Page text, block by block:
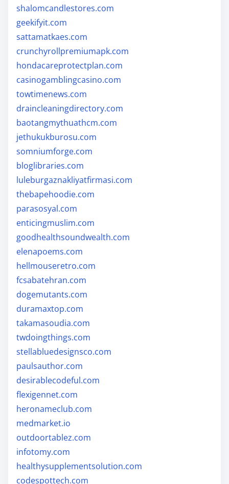
shalomcandlestores.com
geekifyit.com
sattamatkaes.com
crunchyrollpremiumapk.com
hondacareprotectplan.com
casinogamblingcasino.com
towtimenews.com
draincleaningdirectory.com
baotangmythuathcm.com
jethukukburosu.com
somniumforge.com
bloglibraries.com
luleburgaznakliyatfirmasi.com
thebapehoodie.com
parasosyal.com
enticingmuslim.com
goodhealthsoundwealth.com
elenapoems.com
hellmouseretro.com
fcsabatehran.com
dogemutants.com
duramaxtop.com
takamasoudia.com
twdoingthings.com
stellabluedesignsco.com
paulsauthor.com
desirablecodeful.com
flexigennet.com
heronameclub.com
medmarket.io
outdoortablez.com
infotomy.com
healthysupplementsolution.com
codespottech.com